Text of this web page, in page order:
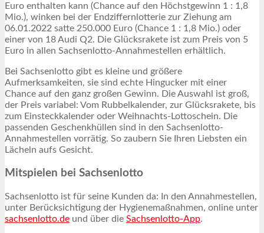
Euro enthalten kann (Chance auf den Höchstgewinn 1 : 1,8
Mio.), winken bei der Endziffernlotterie zur Ziehung am
06.01.2022 satte 250.000 Euro (Chance 1 : 1,8 Mio.) oder
einer von 18 Audi Q2. Die Glücksrakete ist zum Preis von 5
Euro in allen Sachsenlotto-Annahmestellen erhältlich.
Bei Sachsenlotto gibt es kleine und größere
Aufmerksamkeiten, sie sind echte Hingucker mit einer
Chance auf den ganz großen Gewinn. Die Auswahl ist groß,
der Preis variabel: Vom Rubbelkalender, zur Glücksrakete, bis
zum Einsteckkalender oder Weihnachts-Lottoschein. Die
passenden Geschenkhüllen sind in den Sachsenlotto-
Annahmestellen vorrätig. So zaubern Sie Ihren Liebsten ein
Lächeln aufs Gesicht.
Mitspielen bei Sachsenlotto
Sachsenlotto ist für seine Kunden da: In den Annahmestellen,
unter Berücksichtigung der Hygienemaßnahmen, online unter
sachsenlotto.de und über die Sachsenlotto-App.